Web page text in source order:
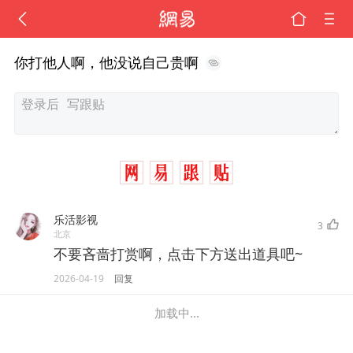
你打他人啊，他没说自己贵啊
乐活影视
北京
3
不要吝啬打赏啊，点击下方送出道具吧~
2026-04-19 回复
加载中...